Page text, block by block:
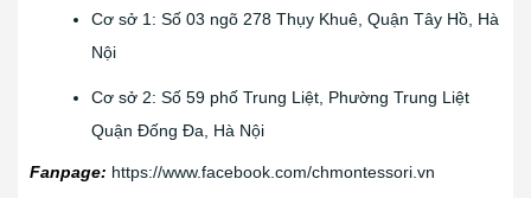
Cơ sở 1: Số 03 ngõ 278 Thụy Khuê, Quận Tây Hồ, Hà
Nội
Cơ sở 2: Số 59 phố Trung Liệt, Phường Trung Liệt
Quận Đống Đa, Hà Nội
Fanpage: https://www.facebook.com/chmontessori.vn